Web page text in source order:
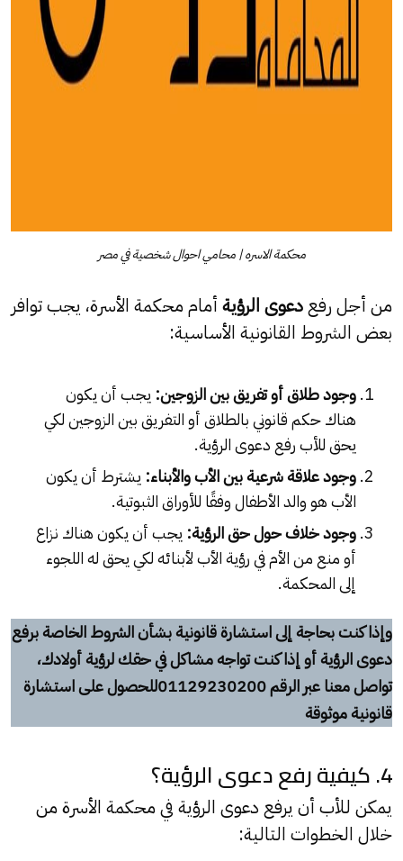
محكمة الاسره | محامي احوال شخصية في مصر
من أجل رفعدعوى الرؤية أمام محكمة الأسرة، يجب توافر
بعض الشروط القانونية الأساسية:
وجود طلاق أو تفريق بين الزوجين: يجب أن يكون
هناك حكم قانوني بالطلاق أو التفريق بين الزوجين لكي
يحق للأب رفع دعوى الرؤية.
وجود علاقة شرعية بين الأب والأبناء: يشترط أن يكون
الأب هو والد الأطفال وفقًا للأوراق الثبوتية.
وجود خلاف حول حق الرؤية: يجب أن يكون هناك نزاع
أو منع من الأم في رؤية الأب لأبنائه لكي يحق له اللجوء
إلى المحكمة.
وإذا كنت بحاجة إلى استشارة قانونية بشأن الشروط الخاصة برفع
دعوى الرؤية أو إذا كنت تواجه مشاكل في حقك لرؤية أولادك،
تواصل معنا عبر الرقم 01129230200
للحصول على استشارة
قانونية موثوقة
4. كيفية رفع دعوى الرؤية؟
يمكن للأب أن يرفع دعوى الرؤية في محكمة الأسرة من
خلال الخطوات التالية: